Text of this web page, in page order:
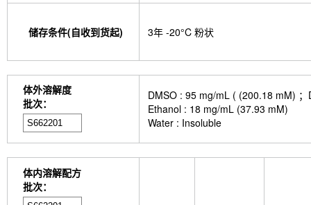
储存条件(自收到货起) 3年 -20°C 粉状
体外溶解度
批次：
DMSO : 95 mg/mL ( (200.18 mM)
Ethanol : 18 mg/mL (37.93 mM)
Water : Insoluble
体内溶解配方
批次：